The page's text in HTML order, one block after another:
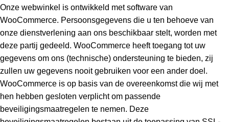
Onze webwinkel is ontwikkeld met software van
WooCommerce. Persoonsgegevens die u ten behoeve van
onze dienstverlening aan ons beschikbaar stelt, worden met
deze partij gedeeld. WooCommerce heeft toegang tot uw
gegevens om ons (technische) ondersteuning te bieden, zij
zullen uw gegevens nooit gebruiken voor een ander doel.
WooCommerce is op basis van de overeenkomst die wij met
hen hebben gesloten verplicht om passende
beveiligingsmaatregelen te nemen. Deze